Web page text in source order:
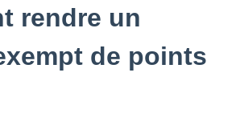
rendre un
de points